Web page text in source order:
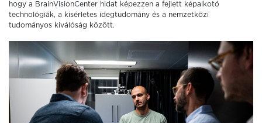
hogy a BrainVisionCenter hidat képezzen a fejlett képalkotó
technológiák, a kísérletes idegtudomány és a nemzetközi
tudományos kiválóság között.